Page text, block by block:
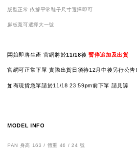
版型正常 依據平常鞋子尺寸選擇即可
腳板寬可選擇大一號
闆娘即將生產 官網將於11/18後 暫停追加及出貨
官網可正常下單 實際出貨日須待12月中後另行公告!
如有現貨急單請於11/18 23:59pm前下單 請見諒
MODEL INFO
PAN 身高 163 / 體重 46 / 24 號